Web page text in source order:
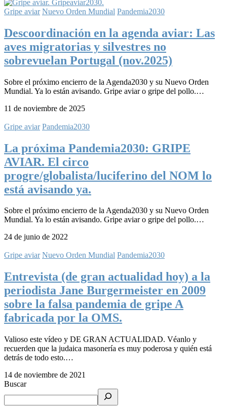
Gripe aviar Nuevo Orden Mundial Pandemia2030
Descoordinación en la agenda aviar: Las
aves migratorias y silvestres no
sobrevuelan Portugal​ (nov.2025)
Sobre el próximo encierro de la Agenda2030 y su Nuevo Orden
Mundial. Ya lo están avisando. Gripe aviar o gripe del pollo.…
11 de noviembre de 2025
Gripe aviar Pandemia2030
La próxima Pandemia2030: GRIPE
AVIAR. El circo
progre/globalista/luciferino del NOM lo
está avisando ya.
Sobre el próximo encierro de la Agenda2030 y su Nuevo Orden
Mundial. Ya lo están avisando. Gripe aviar o gripe del pollo.…
24 de junio de 2022
Gripe aviar Nuevo Orden Mundial Pandemia2030
Entrevista (de gran actualidad hoy) a la
periodista Jane Burgermeister en 2009
sobre la falsa pandemia de gripe A
fabricada por la OMS.
Valioso este vídeo y DE GRAN ACTUALIDAD. Véanlo y
recuerden que la judaica masonería es muy poderosa y quién está
detrás de todo esto.…
14 de noviembre de 2021
Buscar